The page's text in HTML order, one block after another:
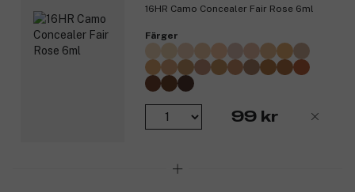
Toppnoter: äpple
Hjärtnoter: jasmin och cederträ
Basnoter: vanilj och sandelträ
3144066
16HR Camo Concealer Fair Rose 6ml
Färger
99 kr